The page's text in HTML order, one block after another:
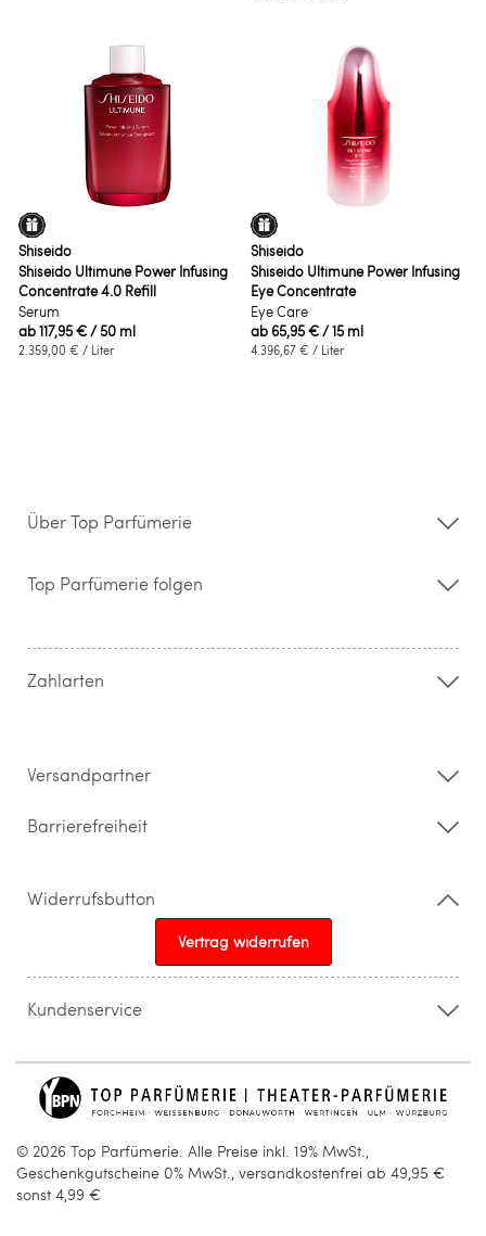
Shiseido
Shiseido Ultimune Power Infusing
Concentrate 4.0 Refill
Serum
ab117,95 €/ 50 ml
2.359,00 € / Liter
Shiseido
Shiseido Ultimune Power Infusing
Eye Concentrate
Eye Care
ab 65,95 €/ 15 ml
4.396,67 € / Liter
Über Top Parfümerie
Storefinder
Kontakt
Widerrufsrecht & Rückgabebedingungen
Top Parfümerie folgen
Zahlarten
Versandpartner
Barrierefreiheit
Widerrufsbutton
Vertrag widerrufen
Kundenservice
info@topparfuemerie.de
© 2026 Top Parfümerie. Alle Preise inkl. 19% MwSt.,
Geschenkgutscheine 0% MwSt., versandkostenfrei ab 49,95 €
sonst 4,99 €